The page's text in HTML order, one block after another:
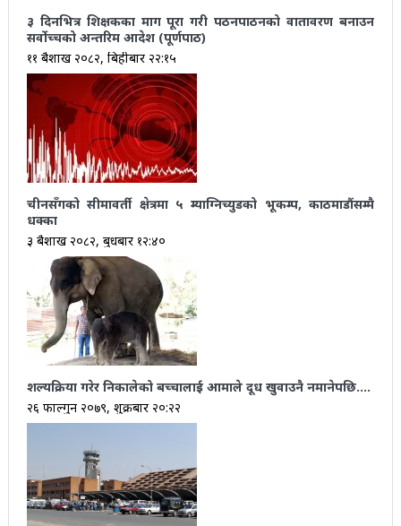
३ दिनभित्र शिक्षकका माग पूरा गरी पठनपाठनको वातावरण बनाउन
सर्वोच्चको अन्तरिम आदेश (पूर्णपाठ)
११ बैशाख २०८२, बिहीबार २२:१५
चीनसँगको सीमावर्ती क्षेत्रमा ५ म्याग्निच्युडको भूकम्प, काठमाडौंसम्मै
धक्का
३ बैशाख २०८२, बुधबार १२:४०
शल्यक्रिया गरेर निकालेको बच्चालाई आमाले दूध खुवाउनै नमानेपछि….
२६ फाल्गुन २०७९, शुक्रबार २०:२२